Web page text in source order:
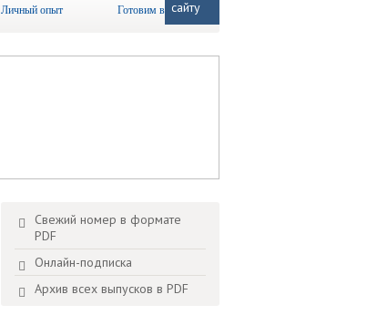
Личный опыт Готовим вместе
Свежий номер в формате
PDF
Онлайн-подписка
Архив всех выпусков в PDF